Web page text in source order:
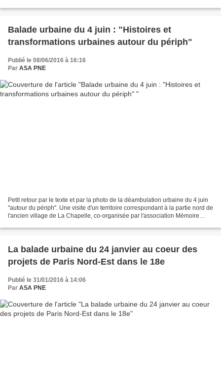
Balade urbaine du 4 juin : "Histoires et
transformations urbaines autour du périph"
Publié le 08/06/2016 à 16:16
Par ASA PNE
Petit retour par le texte et par la photo de la déambulation urbaine du 4 juin
''autour du périph''. Une visite d'un territoire correspondant à la partie nord de
l'ancien village de La Chapelle, co-organisée par l'association Mémoire
La balade urbaine du 24 janvier au coeur des
projets de Paris Nord-Est dans le 18e
Publié le 31/01/2016 à 14:06
Par ASA PNE